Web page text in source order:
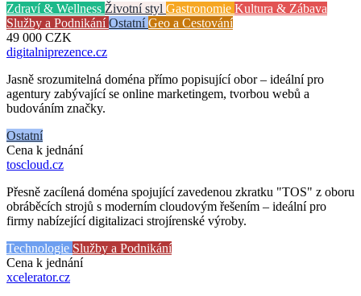
Zdraví & Wellness Životní styl Gastronomie Kultura & Zábava
Služby a PodnikáníOstatníGeo a Cestování
49 000 CZK
digitalniprezence.cz
Jasně srozumitelná doména přímo popisující obor – ideální pro
agentury zabývající se online marketingem, tvorbou webů a
budováním značky.
Ostatní
Cena k jednání
toscloud.cz
Přesně zacílená doména spojující zavedenou zkratku "TOS" z oboru
obráběcích strojů s moderním cloudovým řešením – ideální pro
firmy nabízející digitalizaci strojírenské výroby.
Technologie Služby a Podnikání
Cena k jednání
xcelerator.cz